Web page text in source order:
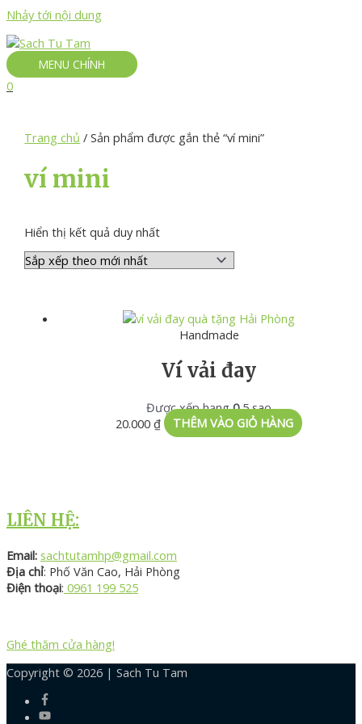
Nhảy tới nội dung
MENU CHÍNH
0
Trang chủ / Sản phẩm được gắn thẻ “ví mini”
ví mini
Hiển thị kết quả duy nhất
Handmade
Ví vải đay
Được xếp hạng05 sao
20.000₫ THÊM VÀO GIỎ HÀNG
LIÊN HỆ:
Email: sachtutamhp@gmail.com
Địa chỉ: Phố Văn Cao, Hải Phòng
Điện thoại: 0961 199 525
Ghé thăm cửa hàng!
Copyright © 2026 | Sach Tu Tam